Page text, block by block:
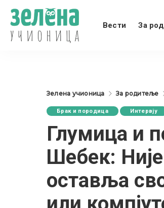
Вести За
Зелена учионица За родитеље
Брак и породица Интервју
Глумица и
Шебек:
оставља